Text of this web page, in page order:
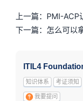
上一篇：PMI-ACP
下一篇：怎么可以
ITIL4
知识体系 考证须知
我要提问